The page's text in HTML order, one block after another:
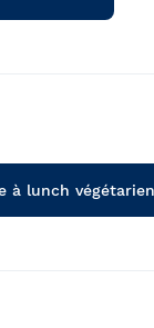
à lunch